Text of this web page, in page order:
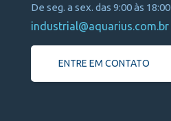
De seg. a sex. das 9:00 às 18:00
industrial@aquarius.com.br
ENTRE EM CONTATO